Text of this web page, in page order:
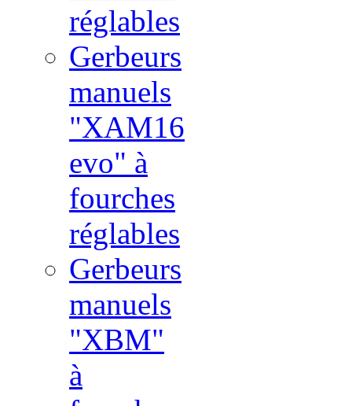
réglables
Gerbeurs
manuels
"XAM16
evo" à
fourches
réglables
Gerbeurs
manuels
"XBM"
à